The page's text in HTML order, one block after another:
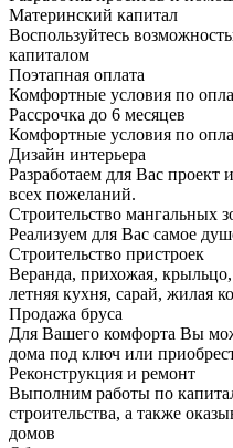
Материнский капитал
Воспользуйтесь
капиталом
Поэтапная оплата
Комфортные условия по
Рассрочка до 6 месяцев
Комфортные условия по
Дизайн интерьера
Разработаем для Вас
всех пожеланий.
Строительство мангальных
Реализуем для Вас самое
Строительство пристроек
Веранда, прихожая, крыльцо,
летняя кухня, сарай, жилая
Продажа бруса
Для Вашего комфорта Вы
дома под ключ или
Реконструкция и ремонт
Выполним работы по
строительства, а также
домов